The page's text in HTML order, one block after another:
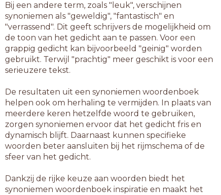
Bij een andere term, zoals "leuk", verschijnen
synoniemen als "geweldig", "fantastisch" en
"verrassend". Dit geeft schrijvers de mogelijkheid om
de toon van het gedicht aan te passen. Voor een
grappig gedicht kan bijvoorbeeld "geinig" worden
gebruikt. Terwijl "prachtig" meer geschikt is voor een
serieuzere tekst.
De resultaten uit een synoniemen woordenboek
helpen ook om herhaling te vermijden. In plaats van
meerdere keren hetzelfde woord te gebruiken,
zorgen synoniemen ervoor dat het gedicht fris en
dynamisch blijft. Daarnaast kunnen specifieke
woorden beter aansluiten bij het rijmschema of de
sfeer van het gedicht.
Dankzij de rijke keuze aan woorden biedt het
synoniemen woordenboek inspiratie en maakt het